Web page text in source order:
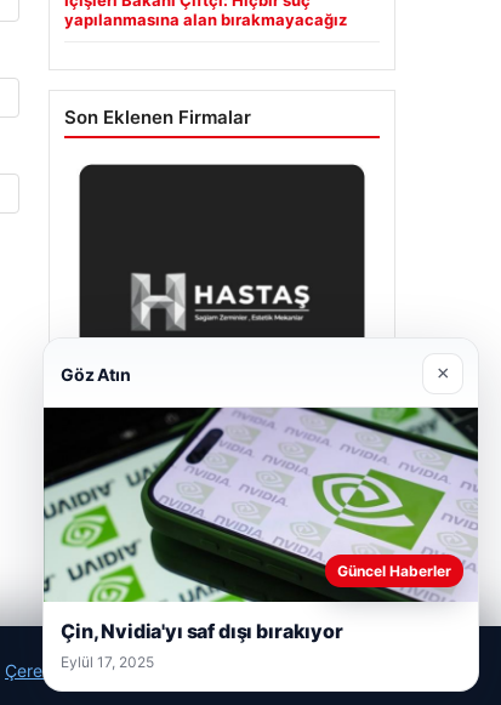
yapılanmasına alan bırakmayacağız
Son Eklenen Firmalar
Prenses Night Club
Nisan 29, 2026
Çerez Politikamız
Göz Atın ×
Güncel Haberler
Çin, Nvidia'yı saf dışı bırakıyor
Eylül 17, 2025